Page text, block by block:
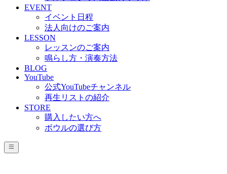
EVENT
イベント日程
法人向けのご案内
LESSON
レッスンのご案内
鳴らし方・演奏方法
BLOG
YouTube
公式YouTubeチャンネル
再生リストの紹介
STORE
購入したい方へ
ボウルの選び方